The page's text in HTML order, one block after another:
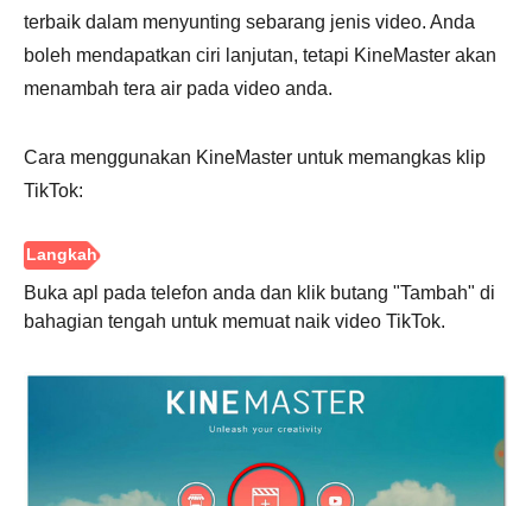
Langkah
2.
terbaik dalam menyunting sebarang jenis video. Anda
boleh mendapatkan ciri lanjutan, tetapi KineMaster akan
menambah tera air pada video anda.
Cara menggunakan KineMaster untuk memangkas klip
TikTok:
Buka apl pada telefon anda dan klik butang "Tambah" di
bahagian tengah untuk memuat naik video TikTok.